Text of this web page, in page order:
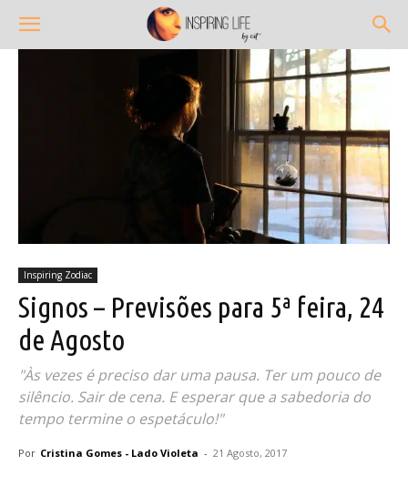
Inspiring Zodiac
Signos – Previsões para 5ª feira, 24
de Agosto
"Às vezes é preciso dar uma pausa. Ter um pouco de
silêncio. Sair de cena. E esperar que a sabedoria do
tempo termine o espetáculo!"
Por Cristina Gomes - Lado Violeta - 21 Agosto, 2017